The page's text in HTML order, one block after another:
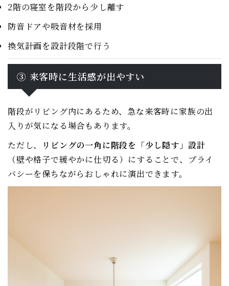
2階の寝室を階段から少し離す
防音ドアや吸音材を採用
換気計画を設計段階で行う
③ 来客時に生活感が出やすい
階段がリビング内にあるため、急な来客時に家族の出
入りが気になる場合もあります。
ただし、
リビングの一角に階段を「少し隠す」設計
（壁や格子で緩やかに仕切る）にすることで、プライ
バシーを保ちながらおしゃれに演出できます。